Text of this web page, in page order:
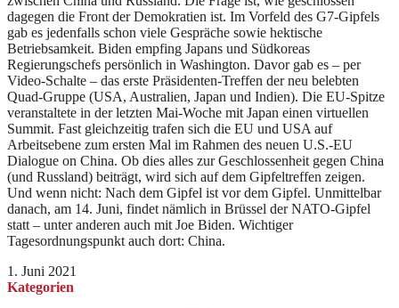
dagegen die Front der Demokratien ist. Im Vorfeld des G7-Gipfels
gab es jedenfalls schon viele Gespräche sowie hektische
Betriebsamkeit. Biden empfing Japans und Südkoreas
Regierungschefs persönlich in Washington. Davor gab es – per
Video-Schalte – das erste Präsidenten-Treffen der neu belebten
Quad-Gruppe (USA, Australien, Japan und Indien). Die EU-Spitze
veranstaltete in der letzten Mai-Woche mit Japan einen virtuellen
Summit. Fast gleichzeitig trafen sich die EU und USA auf
Arbeitsebene zum ersten Mal im Rahmen des neuen U.S.-EU
Dialogue on China. Ob dies alles zur Geschlossenheit gegen China
(und Russland) beiträgt, wird sich auf dem Gipfeltreffen zeigen.
Und wenn nicht: Nach dem Gipfel ist vor dem Gipfel. Unmittelbar
danach, am 14. Juni, findet nämlich in Brüssel der NATO-Gipfel
statt – unter anderen auch mit Joe Biden. Wichtiger
Tagesordnungspunkt auch dort: China.
1. Juni 2021
Kategorien